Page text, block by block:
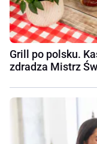
Grill po polsku.
zdradza Mistrz